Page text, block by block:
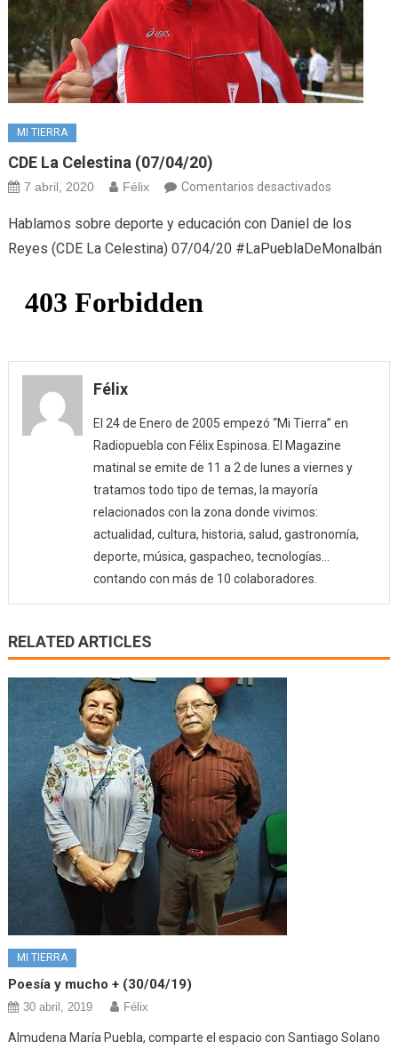
MI TIERRA
CDE La Celestina (07/04/20)
7 abril, 2020 Félix Comentarios desactivadosen
La
Celestina
Hablamos sobre deporte y educación con Daniel de los
Reyes (CDE La Celestina) 07/04/20 #LaPueblaDeMonalbán
Félix
El 24 de Enero de 2005 empezó “Mi Tierra” en
Radiopuebla con Félix Espinosa. El Magazine
matinal se emite de 11 a 2 de lunes a viernes y
tratamos todo tipo de temas, la mayoría
relacionados con la zona donde vivimos:
actualidad, cultura, historia, salud, gastronomía,
deporte, música, gaspacheo, tecnologías…
contando con más de 10 colaboradores.
RELATED ARTICLES
MI TIERRA
Poesía y mucho + (30/04/19)
30 abril, 2019 Félix
Almudena María Puebla, comparte el espacio con Santiago Solano